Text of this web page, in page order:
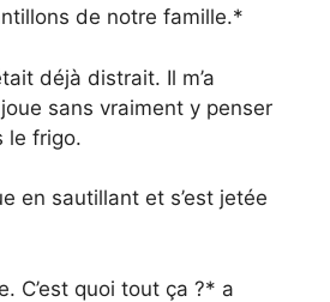
de notre famille.*
déjà distrait. Il m’a
sans vraiment y penser
le frigo.
en sautillant et s’est jetée
C’est quoi tout ça ?* a